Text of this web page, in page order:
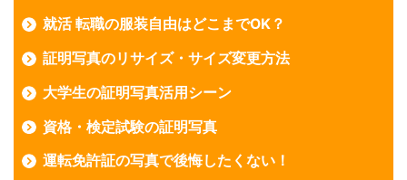
就活 転職の服装自由はどこまでOK？
証明写真のリサイズ・サイズ変更方法
大学生の証明写真活用シーン
資格・検定試験の証明写真
運転免許証の写真で後悔したくない！